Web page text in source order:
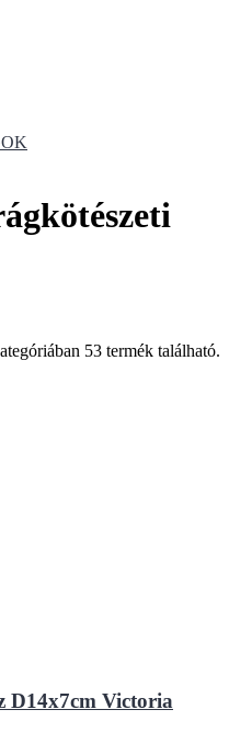
53 termék található.
D14x7cm Victoria